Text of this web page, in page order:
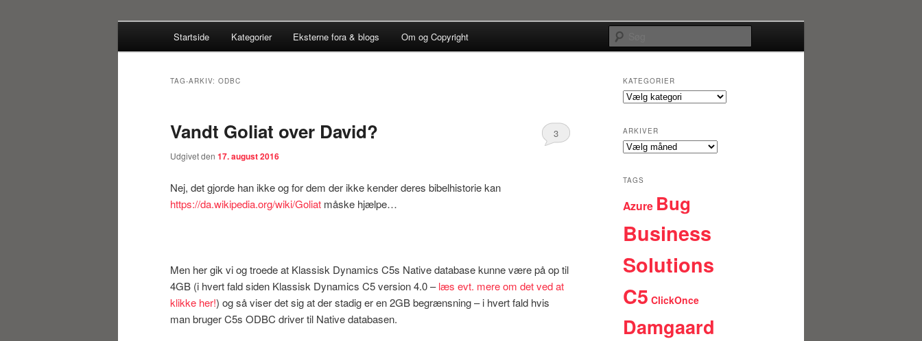
Systemconnects Teknikblog
Startside Kategorier Eksterne fora & blogs Om og Copyright
TAG-ARKIV: ODBC
Vandt Goliat over David?
Udgivet den 17. august 2016
3
Nej, det gjorde han ikke og for dem der ikke kender deres bibelhistorie kan
https://da.wikipedia.org/wiki/Goliat måske hjælpe…
Men her gik vi og troede at Klassisk Dynamics C5s Native database kunne være på op til
4GB (i hvert fald siden Klassisk Dynamics C5 version 4.0 –læs evt. mere om det ved at
klikke her!) og så viser det sig at der stadig er en 2GB begrænsning – i hvert fald hvis
man bruger C5s ODBC driver til Native databasen.
KATEGORIER
Kategorier
ARKIVER
Arkiver
TAGS
Azure Bug
Business
Solutions
C5 ClickOnce
Damgaard